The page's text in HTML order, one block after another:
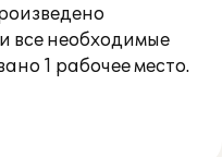
все необходимые
1 рабочее место.